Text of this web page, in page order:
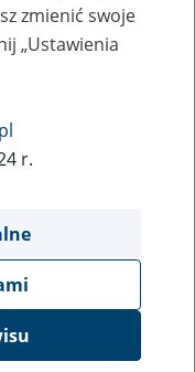
profili
zmienić swoje
„Ustawienia
r.